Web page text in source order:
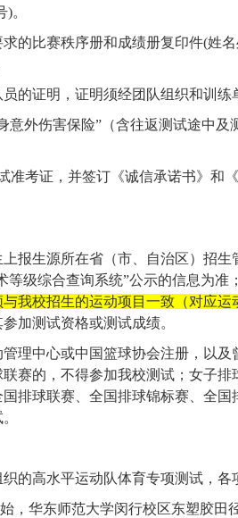
)。
的比赛秩序册和成绩册复印件(姓
的证明，证明须经团队组织和训
意外伤害保险”（含往返测试途中
准考证，并签订《诚信承诺书》和
报生源所在省（市、自治区）招
等级综合查询系统”公示的信息为准
我校招生的运动项目一致（对应运
加测试资格或测试成绩。
理中心或中国篮球协会注册，以
赛的，不得参加我校测试；女子
排球联赛、全国排球锦标赛、全国
的高水平运动队体育专项测试，各
，华东师范大学闵行校区东塑胶田